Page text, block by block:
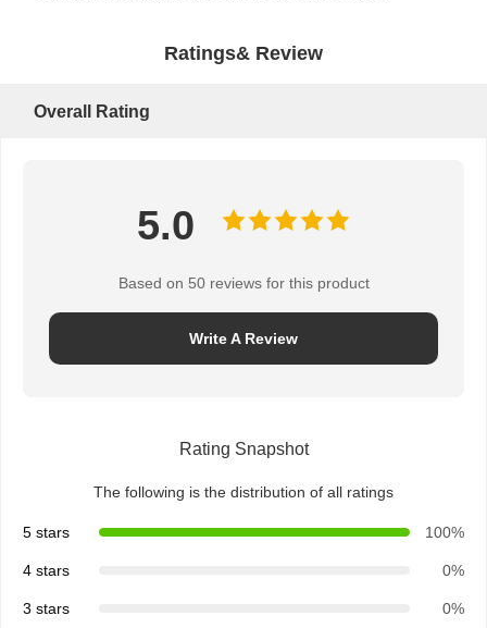
Ratings& Review
Overall Rating
5.0
Based on 50 reviews for this product
Write A Review
Rating Snapshot
The following is the distribution of all ratings
5 stars 100%
4 stars 0%
3 stars 0%